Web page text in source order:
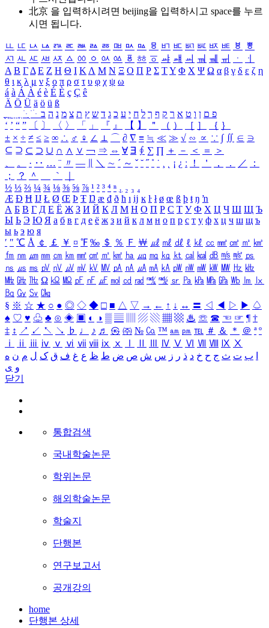
北京 을 입력하시려면 beijing을 입력하시고 space를 누르
시면 됩니다.
ㅥ ㅦ ㅧ ㅨ ㅩ ㅪ ㅫ ㅬ ㅭ ㅮ ㅯ ㅰ ㅱ ㅲ ㅳ ㅴ ㅵ ㅶ ㅷ ㅸ
ㅹ
ㅺ ㅻ ㅼ ㅽ ㅾ ㅿ ㆀ ㆁ ㆂ ㆃ ㆄ ㆅ ㆆ ㆇ ㆈ ㆉ ㆊ ㆋ ㆌ ㆍ
ㆎ
Α Β ΓΔ Ε Ζ Η Θ Ι ΚΛ Μ Ν Ξ Ο Π Ρ Σ ΤΥ Φ Χ Ψ Ω α β γ δ ε ζ η
θ ι κ λ μ ν ξ ο π ρ σ τ υ φ χ ψ ω
á à Á À é è É È ç Ç ê
Ä Ö Ü ä ö ü ß
ִֶֹ ֻּ ׁׂ פ ם ן ו ט א ר ק ף ך ל ח י ע כ ג ד ש ץ ת צ מ נ ה ב
‘ ’ “ ” 〔 〕 〈 〉 「 」 『 』 【 】 ＂ （ ） ［ ］ ｛ ｝
± × ÷ ≠ ≤ ≥ ∞ ∴ ♂ ♀ ∠ ⊥ ⌒ ∂ ∇ ≡ ≒ ≪ ≫ √ ∽ ∝ ∵ ∫ ∬ ∈ ∋
⊆ ⊇ ⊂ ⊃ ∪ ∩ ∧ ∨ ￢ ⇒ ⇔ ∀ ∃ ∮ ∑ ∏ ＋ － ＜ ＝
＞
、
。 · ‥ … ¨ 〃 ― ＼ ∼ ´ ～ ˇ ˘ ˝ ˚ ˙ ¸ ¡ ¿ ː ！ ＇ ， ． ／
：
；
？ ＾ ｀
½ ⅓ ⅔ ¼ ¾ ⅛ ⅜ ⅝ ⅞ ¹ ² ³ ⁴ ⁿ ₁ ₂ ₃ ₄
Æ Ð Ħ Ĳ Ł Ø Œ Þ Ŧ Ŋ æ đ ð ħ ı ĳ ĸ ŀ ł ø œ ß þ ŧ ŋ ŉ
А Б В Г Д Е Ё Ж З И Й К Л М Н О П Р С Т У Ф Х Ц Ч Ш Щ Ъ
Ы Ь Э Ю Я а б в г д е ё ж з и й к л м н о п р с т у ф х ц ч ш щ ъ
ы ь э ю я
′ ″ ℃ Å ￠ ￡ ￥ ¤ ℉ ‰ ＄ ％ Ｆ ￦ ㎕ ㎖ ㎗ ℓ ㎘ ㏄ ㎣ ㎤ ㎥ ㎦
㎙ ㎚ ㎛ ㎜ ㎝ ㎞ ㎟ ㎠ ㎡ ㎢ ㏊ ㎍ ㎎ ㎏ ㏏ ㎈ ㎉ ㏈ ㎧ ㎨ ㎰
㎱ ㎲ ㎳ ㎴ ㎵ ㎶ ㎷ ㎸ ㎹ ㎀ ㎁ ㎂ ㎃ ㎄ ㎺ ㎻ ㎽ ㎾ ㎿ ㎐ ㎑
㎒ ㎓ ㎔ Ω ㏀ ㏁ ㎊ ㎋ ㎌ ㏖ ㏅ ㎭ ㎮ ㎯ ㏛ ㎩ ㎪ ㎫ ㎬ ㏝ ㏐
㏓
㏃ ㏉ ㏜ ㏆
§ ※ ☆ ★ ○ ● ◎ ◇ ◆ □ ■ △ ▽ → ← ↑ ↓ ↔ 〓 ◁ ◀ ▷ ▶ ♤
♠ ♡ ♥ ♧ ♣ ⊙ ◈ ▣ ◐ ◑ ▒ ▤ ▨ ▧ ▦ ▩ ♨ ☏ ☎ ☜ ☞ ¶ †
‡ ↕ ↗ ↙ ↖ ↘ ♭ ♩ ♪ ♬ ㉿ ㈜ № ㏇ ™ ㏂ ㏘ ℡ ＃ ＆ ＊ ＠ ª º
ⅰ
ⅱ ⅲ ⅳ ⅴ ⅵ ⅶ ⅷ ⅸ ⅹ Ⅳ Ⅴ Ⅵ Ⅶ Ⅷ Ⅸ Ⅹ
ب ت ث ج ح خ د ذ ر ز س ش ص ض ط ظ ع غ ف ق ک ل م ن ه
و ی
닫기
통합검색
국내학술논문
학위논문
해외학술논문
학술지
단행본
연구보고서
공개강의
home
단행본 상세